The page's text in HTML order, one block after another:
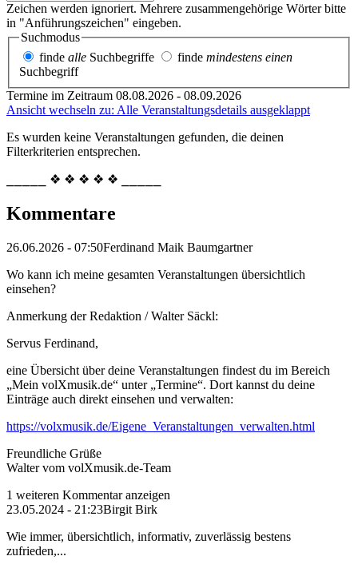
Zeichen werden ignoriert. Mehrere zusammengehörige Wörter bitte
in "Anführungszeichen" eingeben.
Suchmodus
finde alle Suchbegriffe finde mindestens einen
Suchbegriff
Termine im Zeitraum 08.08.2026 - 08.09.2026
Ansicht wechseln zu: Alle Veranstaltungsdetails ausgeklappt
Es wurden keine Veranstaltungen gefunden, die deinen
Filterkriterien entsprechen.
⎯⎯⎯⎯⎯ ❖ ❖ ❖ ❖ ❖ ⎯⎯⎯⎯⎯
Kommentare
26.06.2026 - 07:50Ferdinand Maik Baumgartner
Wo kann ich meine gesamten Veranstaltungen übersichtlich
einsehen?
Anmerkung der Redaktion /Walter Säckl:
Servus Ferdinand,
eine Übersicht über deine Veranstaltungen findest du im Bereich
„Mein volXmusik.de“ unter „Termine“. Dort kannst du deine
Einträge auch direkt einsehen und verwalten:
https://volxmusik.de/Eigene_Veranstaltungen_verwalten.html
Freundliche Grüße
Walter vom volXmusik.de-Team
1 weiteren Kommentar anzeigen
23.05.2024 - 21:23Birgit Birk
Wie immer, übersichtlich, informativ, zuverlässig bestens
zufrieden,...